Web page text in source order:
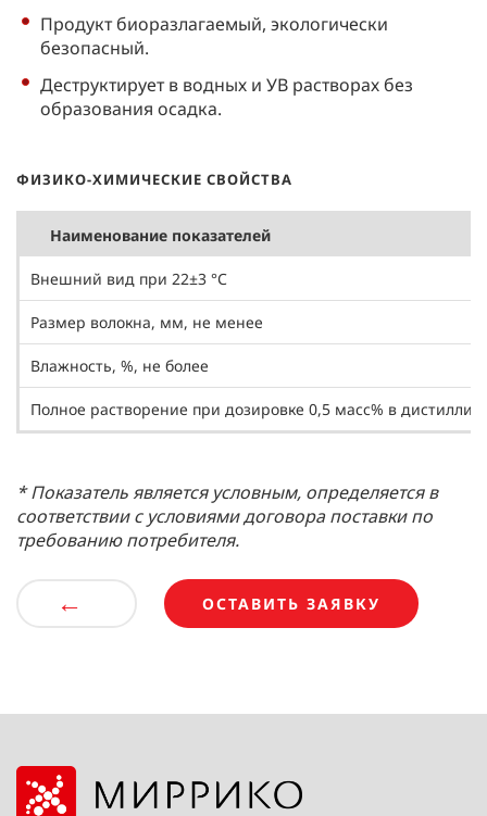
Продукт биоразлагаемый, экологически
безопасный.
Деструктирует в водных и УВ растворах без
образования осадка.
ФИЗИКО-ХИМИЧЕСКИЕ СВОЙСТВА
Наименование показателей
Внешний вид при 22±3 °С
Размер волокна, мм, не менее
Влажность, %, не более
Полное растворение при дозировке 0,5 масс% в
* Показатель является условным, определяется в
соответствии с условиями договора поставки по
требованию потребителя.
← ОСТАВИТЬ ЗАЯВКУ